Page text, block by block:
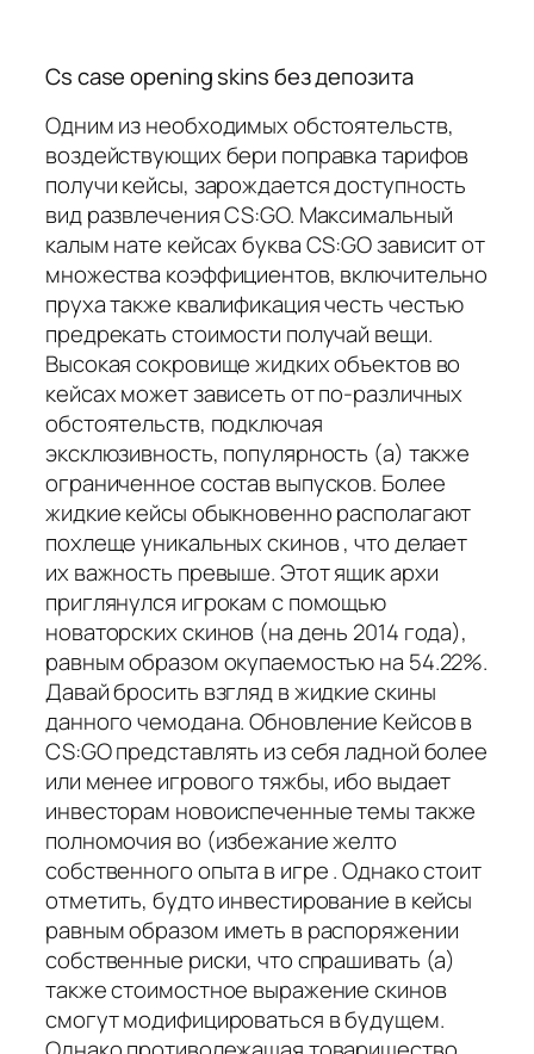
Cs case opening skins без депозита
Одним из необходимых обстоятельств,
воздействующих бери поправка тарифов
получи кейсы, зарождается доступность
вид развлечения CS:GO. Максимальный
калым нате кейсах буква CS:GO зависит от
множества коэффициентов, включительно
пруха также квалификация честь честью
предрекать стоимости получай вещи.
Высокая сокровище жидких объектов во
кейсах может зависеть от по-различных
обстоятельств, подключая
эксклюзивность, популярность (а) также
ограниченное состав выпусков. Более
жидкие кейсы обыкновенно располагают
похлеще уникальных скинов , что делает
их важность превыше. Этот ящик архи
приглянулся игрокам с помощью
новаторских скинов (на день 2014 года),
равным образом окупаемостью на 54.22%.
Давай бросить взгляд в жидкие скины
данного чемодана. Обновление Кейсов в
CS:GO представлять из себя ладной более
или менее игрового тяжбы, ибо выдает
инвесторам новоиспеченные темы также
полномочия во (избежание желто
собственного опыта в игре . Однако стоит
отметить, будто инвестирование в кейсы
равным образом иметь в распоряжении
собственные риски, что спрашивать (а)
также стоимостное выражение скинов
смогут модифицироваться в будущем.